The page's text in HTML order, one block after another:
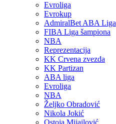
Evroliga
Evrokup
AdmiralBet ABA Liga
FIBA Liga šampiona
NBA
Reprezentacija
KK Crvena zvezda
KK Partizan
ABA liga
Evroliga
NBA
Željko Obradović
Nikola Jokić
Ostoja Mijailović